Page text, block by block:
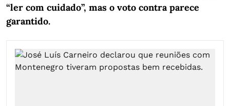
“ler com cuidado”, mas o voto contra parece
garantido.